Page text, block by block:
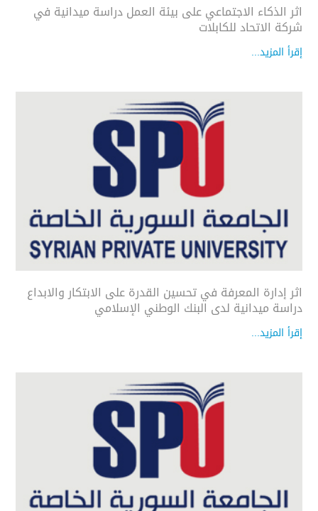
اثر الذكاء الاجتماعي على بيئة العمل دراسة ميدانية في
شركة الاتحاد للكابلات
إقرأ المزيد...
اثر إدارة المعرفة في تحسين القدرة على الابتكار والابداع
دراسة ميدانية لدى البنك الوطني الإسلامي
إقرأ المزيد...